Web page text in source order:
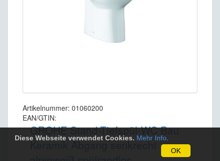
Diese Webseite verwendet Cookies. Mehr Info
OK
Artikelnummer: 01060200
EAN/GTIN:
GROHE Stand-Tiefspül-WC Bau
Keramik Abgang senkrecht